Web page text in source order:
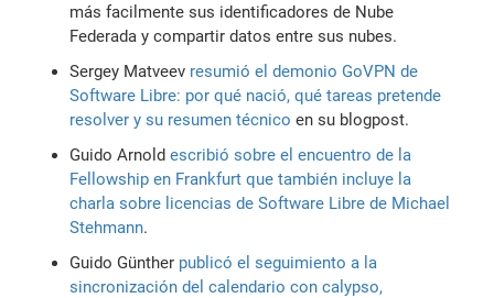
más facilmente sus identificadores de Nube
Federada y compartir datos entre sus nubes.
Sergey Matveev resumió el demonio GoVPN de
Software Libre: por qué nació, qué tareas pretende
resolver y su resumen técnico en su blogpost.
Guido Arnoldescribió sobre el encuentro de la
Fellowship en Frankfurt que también incluye la
charla sobre licencias de Software Libre de Michael
Stehmann.
Guido Günther publicó el seguimiento a la
sincronización del calendario con calypso,